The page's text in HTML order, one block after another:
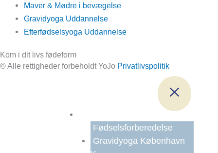
Maver & Mødre i bevægelse
Gravidyoga Uddannelse
Efterfødselsyoga Uddannelse
Kom i dit livs fødeform
© Alle rettigheder forbeholdt YoJo Privatlivspolitik
Fødselsforberedelse
Gravidyoga København